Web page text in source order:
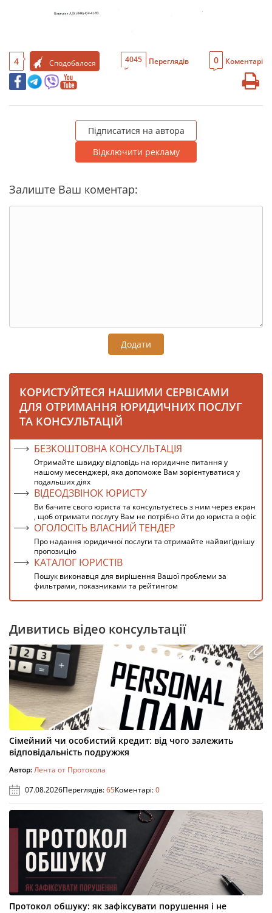
4 Сподобалося 4045 Переглядів 0 Коментарі
Підписатися на автора
Відключити рекламу
Залиште Ваш коментар:
Додати
КОРИСТУЙТЕСЯ НАШИМИ СЕРВІСАМИ
ДЛЯ ОТРИМАННЯ ЮРИДИЧНИХ ПОСЛУГ
ТА КОНСУЛЬТАЦІЙ
БЕЗКОШТОВНА КОНСУЛЬТАЦІЯ
Отримайте швидку відповідь на юридичне питання у
нашому месенджері, яка допоможе Вам зорієнтуватися у
подальших діях
ВІДЕОДЗВІНОК ЮРИСТУ
Ви бачите свого юриста та консультуєтесь з ним через екран
, щоб отримати послугу Вам не потрібно йти до юриста в офіс
ОГОЛОСІТЬ ВЛАСНИЙ ТЕНДЕР
Про надання юридичної послуги та отримайте найвигіднішу
пропозицію
КАТАЛОГ ЮРИСТІВ
Пошук виконавця для вирішення Вашої проблеми за
фильтрами, показниками та рейтингом
Дивитись відео консультації
Сімейний чи особистий кредит: від чого залежить
відповідальність подружжя
Автор:Лента от Протокола
07.08.2026Переглядів:65Коментарі:0
Протокол обшуку: як зафіксувати порушення і не